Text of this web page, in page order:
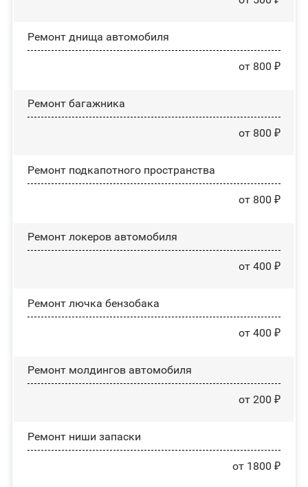
Ремонт днища автомобиля
от 800 ₽
Ремонт багажника
от 800 ₽
Ремонт подкапотного пространства
от 800 ₽
Ремонт лoĸepoв автомобиля
от 400 ₽
Ремонт лючка бензобака
от 400 ₽
Ремонт молдингов автомобиля
от 200 ₽
Ремонт ниши запаски
от 1800 ₽